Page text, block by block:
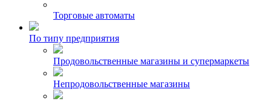
Торговые автоматы
По типу предприятия
Продовольственные магазины и супермаркеты
Непродовольственные магазины